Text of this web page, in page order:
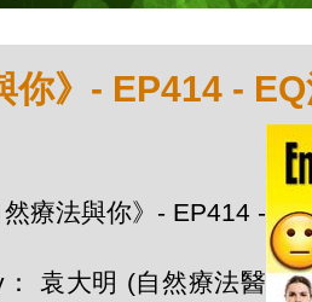
你》- EP414 -
療法與你》- EP414 -
袁大明 (自然療法醫